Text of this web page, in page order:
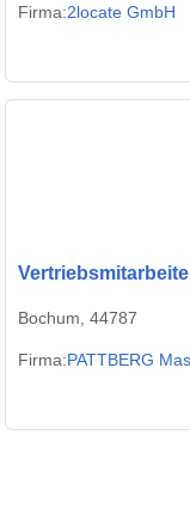
Firma:2locate GmbH
Bochum, 44787
Firma:PATTBERG